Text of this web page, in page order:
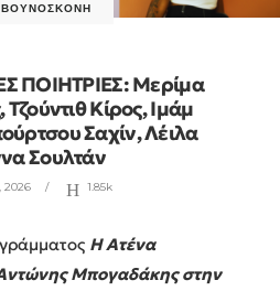
ΠΟΙΗΤΡΙΕΣ: Μερίμα
Τζούντιθ Κίρος, Ιμάμ
Σαχίν, Λέιλα
Σουλτάν
2026 1.85k
Η Ατένα
Μπογαδάκης στην